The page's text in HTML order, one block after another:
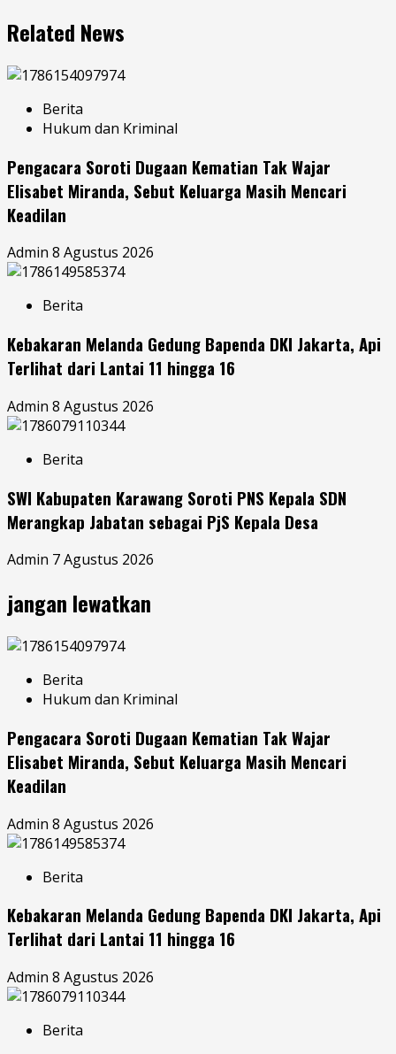
Related News
Berita
Hukum dan Kriminal
Pengacara Soroti Dugaan Kematian Tak Wajar
Elisabet Miranda, Sebut Keluarga Masih Mencari
Keadilan
Admin 8 Agustus 2026
Berita
Kebakaran Melanda Gedung Bapenda DKI Jakarta, Api
Terlihat dari Lantai 11 hingga 16
Admin 8 Agustus 2026
Berita
SWI Kabupaten Karawang Soroti PNS Kepala SDN
Merangkap Jabatan sebagai PjS Kepala Desa
Admin 7 Agustus 2026
jangan lewatkan
Berita
Hukum dan Kriminal
Pengacara Soroti Dugaan Kematian Tak Wajar
Elisabet Miranda, Sebut Keluarga Masih Mencari
Keadilan
Admin 8 Agustus 2026
Berita
Kebakaran Melanda Gedung Bapenda DKI Jakarta, Api
Terlihat dari Lantai 11 hingga 16
Admin 8 Agustus 2026
Berita